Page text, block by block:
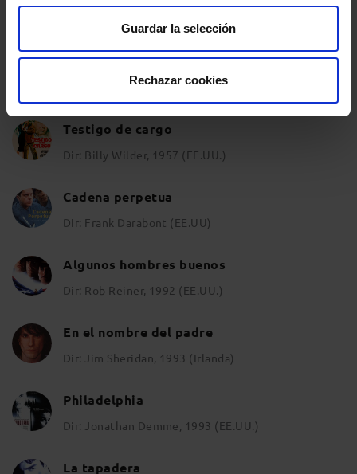
Guardar la selección
Rechazar cookies
Matar a un ruiseñor
Dir: Robert Mulligan, 1962 (EE.UU.)
Testigo de cargo
Dir: Billy Wilder, 1957 (EE.UU.)
Cadena perpetua
Dir: Frank Darabont (EE.UU)
Algunos hombres buenos
Dir: Rob Reiner, 1992 (EE.UU.)
En el nombre del padre
Dir: Jim Sheridan, 1993 (Irlanda)
Philadelphia
Dir: Jonathan Demme, 1993 (EE.UU.)
La tapadera